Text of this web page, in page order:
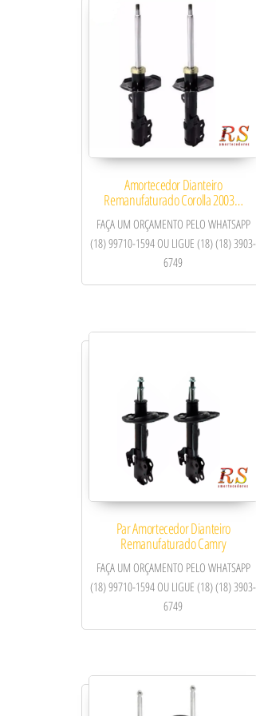
Amortecedor Dianteiro
Remanufaturado Corolla 2003…
FAÇA UM ORÇAMENTO PELO WHATSAPP
(18) 99710-1594 OU LIGUE (18) (18) 3903-
6749
Par Amortecedor Dianteiro
Remanufaturado Camry
FAÇA UM ORÇAMENTO PELO WHATSAPP
(18) 99710-1594 OU LIGUE (18) (18) 3903-
6749